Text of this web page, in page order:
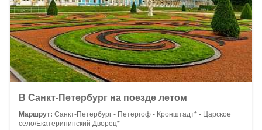
В Санкт-Петербург на поезде летом
Маршрут: Санкт-Петербург - Петергоф - Кронштадт* - Царское
село/Екатерининский Дворец*